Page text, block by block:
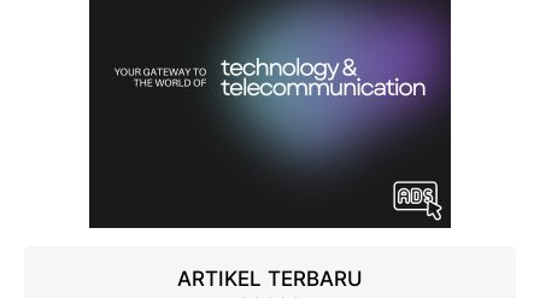
ARTIKEL TERBARU